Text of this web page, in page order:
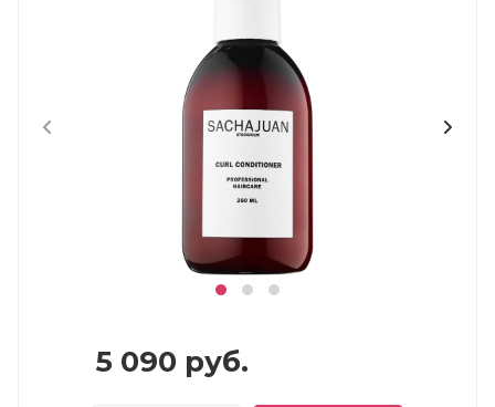
5 090 руб.